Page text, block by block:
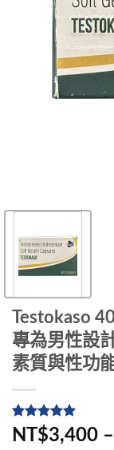
Testokaso
專為男性設
素質與性功
評分5/
5，已有
5
位
NT$3,400